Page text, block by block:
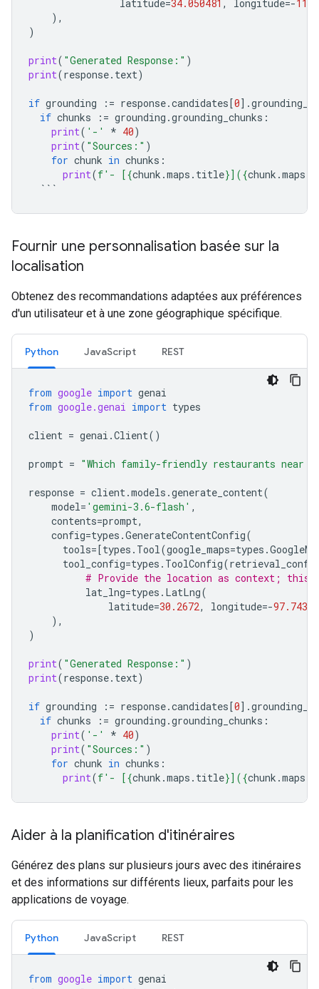
latitude=34.050481 , longitude=-
),
)
print( "Generated Response:" )
print(response. text)
if grounding := response.candidates[0] .
if chunks := grounding .grounding_chunks :
print( '-' * 40)
print( "Sources:" )
for chunk in chunks :
print(f'- [{chunk .maps . title}]({chunk .maps
```
Fournir une personnalisation basée sur la
localisation
Obtenez des recommandations adaptées aux préférences
d'un utilisateur et à une zone géographique spécifique.
Python JavaScript REST
from google import genai
from google.genai import types
client = genai .Client()
prompt = "Which family-friendly restaurants near
response = client.models .generate_content(
model= 'gemini-3.6-flash' ,
contents=prompt,
config=types .GenerateContentConfig(
tools=[types . Tool(google_maps=types .
tool_config=types . ToolConfig(
# Provide the location as context; this
lat_lng=types . LatLng(
latitude=30.2672, longitude=-97.7431
),
)
print( "Generated Response:" )
print(response. text)
if grounding := response.candidates[0] .
if chunks := grounding .grounding_chunks :
print( '-' * 40)
print( "Sources:" )
for chunk in chunks :
print(f'- [{chunk .maps . title}]({chunk .maps
Aider à la planification d'itinéraires
Générez des plans sur plusieurs jours avec des itinéraires
et des informations sur différents lieux, parfaits pour les
applications de voyage.
Python JavaScript REST
from google import genai